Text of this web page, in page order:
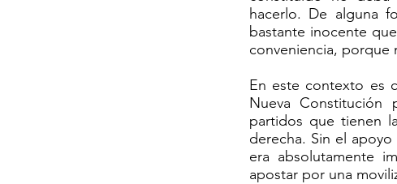
hacerlo. De alguna
bastante inocente
conveniencia, porque
En este contexto es
Nueva Constitución
partidos que tienen
derecha. Sin el
era absolutamente
apostar por una